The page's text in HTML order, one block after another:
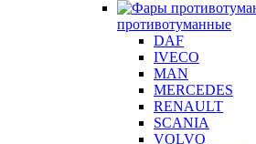
противотуманные
DAF
IVECO
MAN
MERCEDES
RENAULT
SCANIA
VOLVO